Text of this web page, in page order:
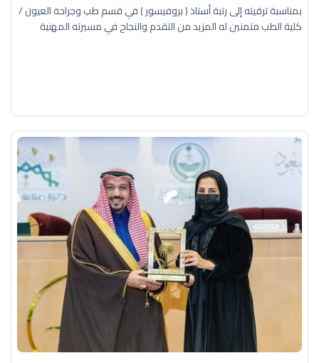
بمناسبة ترقيته إلى رتبة أستاذ ( بروفيسور ) في قسم طب وجراحة العيون /
كلية الطب متمنين له المزيد من التقدم والنجاح في مسيرته المهنية